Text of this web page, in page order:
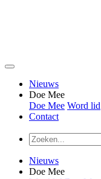
Nieuws
Doe Mee
Doe Mee Word lid
Contact
Nieuws
Doe Mee